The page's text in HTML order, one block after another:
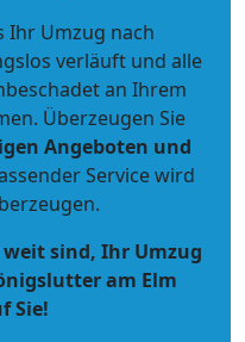
Ihr Umzug nach
verläuft und alle
an Ihrem
Überzeugen Sie
Angeboten und
Service wird
weit sind, Ihr Umzug
am Elm
Sie!